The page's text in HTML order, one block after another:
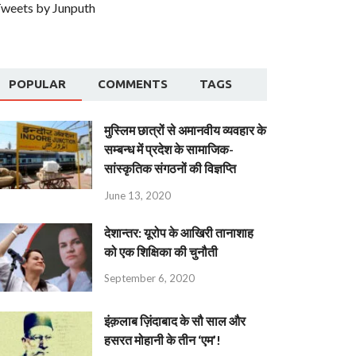
by Junputh
POPULAR COMMENTS TAGS
मुस्लिम छात्रों से अमानवीय व्यवहार के
सम्बन्ध में प्रदेश के सामाजिक-
सांस्कृतिक संगठनों की विज्ञप्ति
June 13, 2020
देशान्‍तर: यूरोप के आखिरी तानाशाह
को एक शिक्षिका की चुनौती
September 6, 2020
इंक़लाब ज़िंदाबाद के सौ साल और
हसरत मोहानी के तीन ‘एम’!